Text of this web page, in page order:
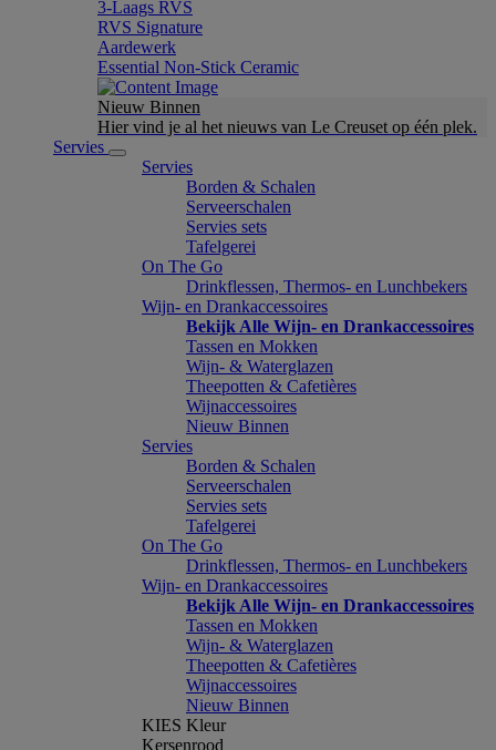
3-Laags RVS
RVS Signature
Aardewerk
Essential Non-Stick Ceramic
Nieuw Binnen
Hier vind je al het nieuws van Le Creuset op één plek.
Servies
Servies
Borden & Schalen
Serveerschalen
Servies sets
Tafelgerei
On The Go
Drinkflessen, Thermos- en Lunchbekers
Wijn- en Drankaccessoires
Bekijk Alle Wijn- en Drankaccessoires
Tassen en Mokken
Wijn- & Waterglazen
Theepotten & Cafetières
Wijnaccessoires
Nieuw Binnen
Servies
Borden & Schalen
Serveerschalen
Servies sets
Tafelgerei
On The Go
Drinkflessen, Thermos- en Lunchbekers
Wijn- en Drankaccessoires
Bekijk Alle Wijn- en Drankaccessoires
Tassen en Mokken
Wijn- & Waterglazen
Theepotten & Cafetières
Wijnaccessoires
Nieuw Binnen
KIES Kleur
Kersenrood